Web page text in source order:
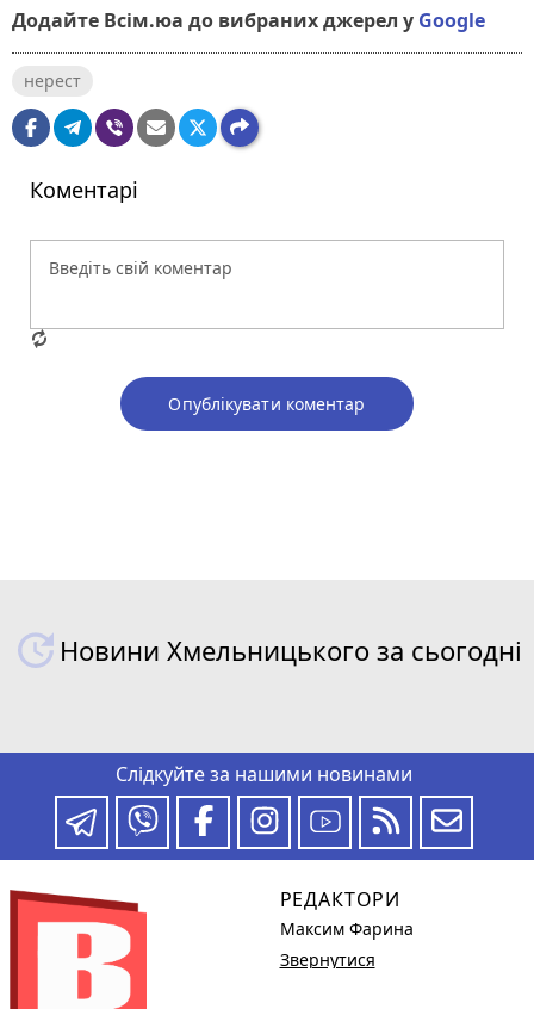
Додайте Всім.юа до вибраних джерел у Google
нерест
Коментарі
Опублікувати коментар
Новини Хмельницького за сьогодні
Слідкуйте за нашими новинами
РЕДАКТОРИ
Максим Фарина
Звернутися